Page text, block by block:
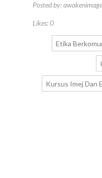
Posted by:awakenimage
Likes:0
Etika
Kursus Imej Dan